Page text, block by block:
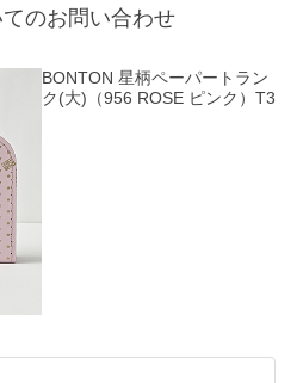
のお問い合わせ
BONTON 星柄ペーパートラン
ク(大)（956 ROSE ピンク）T3